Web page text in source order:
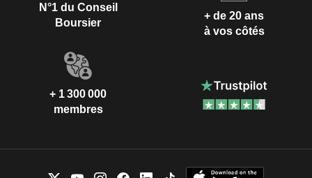
N°1 du Conseil
Boursier
+ de 20 ans
à vos côtés
+ 1 300 000
membres